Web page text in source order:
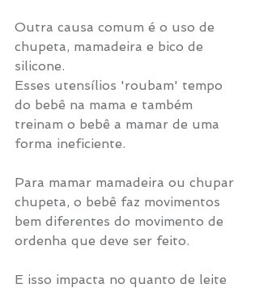
Outra causa comum é o uso de
chupeta, mamadeira e bico de
silicone.
Esses utensílios 'roubam' tempo
do bebê na mama e também
treinam o bebê a mamar de uma
forma ineficiente.
Para mamar mamadeira ou chupar
chupeta, o bebê faz movimentos
bem diferentes do movimento de
ordenha que deve ser feito.
E isso impacta no quanto de leite